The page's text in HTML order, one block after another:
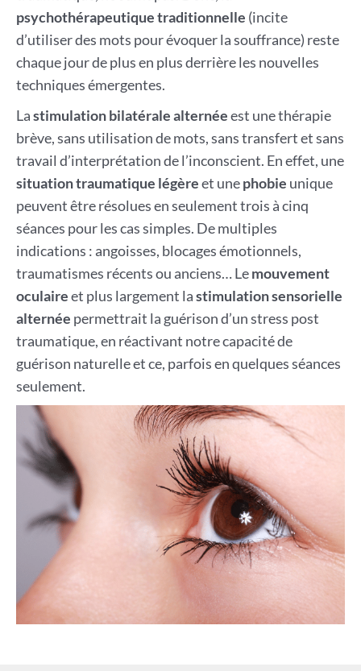
psychothérapeutiquetraditionnelle (incite
d’utiliser des mots pour évoquer la souffrance) reste
chaque jour de plus en plus derrière les nouvelles
techniques émergentes.
Lastimulation bilatérale alternéeest une thérapie
brève, sans utilisation de mots, sans transfert et sans
travail d’interprétation de l’inconscient. En effet, une
situation traumatique légèreet unephobie unique
peuvent être résolues en seulement trois à cinq
séances pour les cas simples. De multiples
indications : angoisses, blocages émotionnels,
traumatismes récents ou anciens… Lemouvement
oculaireet plus largement lastimulation sensorielle
alternée permettrait la guérison d’un stress post
traumatique, en réactivant notre capacité de
guérison naturelle et ce, parfois en quelques séances
seulement.